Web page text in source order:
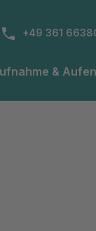
+49 361
&